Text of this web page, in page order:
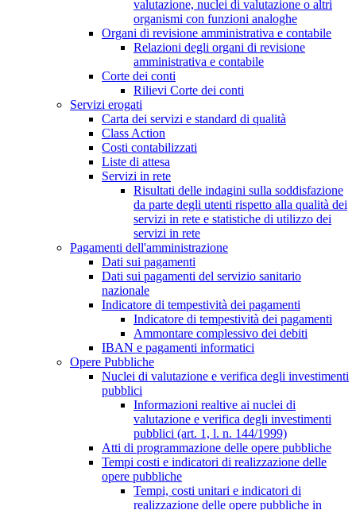
valutazione, nuclei di valutazione o altri
organismi con funzioni analoghe
Organi di revisione amministrativa e contabile
Relazioni degli organi di revisione
amministrativa e contabile
Corte dei conti
Rilievi Corte dei conti
Servizi erogati
Carta dei servizi e standard di qualità
Class Action
Costi contabilizzati
Liste di attesa
Servizi in rete
Risultati delle indagini sulla soddisfazione
da parte degli utenti rispetto alla qualità dei
servizi in rete e statistiche di utilizzo dei
servizi in rete
Pagamenti dell'amministrazione
Dati sui pagamenti
Dati sui pagamenti del servizio sanitario
nazionale
Indicatore di tempestività dei pagamenti
Indicatore di tempestività dei pagamenti
Ammontare complessivo dei debiti
IBAN e pagamenti informatici
Opere Pubbliche
Nuclei di valutazione e verifica degli investimenti
pubblici
Informazioni realtive ai nuclei di
valutazione e verifica degli investimenti
pubblici (art. 1, l. n. 144/1999)
Atti di programmazione delle opere pubbliche
Tempi costi e indicatori di realizzazione delle
opere pubbliche
Tempi, costi unitari e indicatori di
realizzazione delle opere pubbliche in